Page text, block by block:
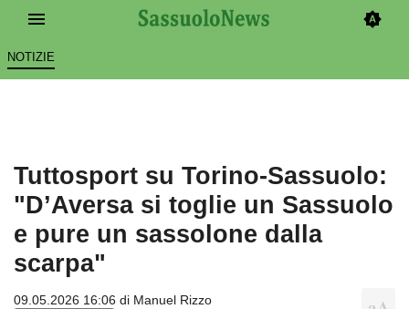
NOTIZIE
Tuttosport su Torino-Sassuolo:
"D’Aversa si toglie un Sassuolo
e pure un sassolone dalla
scarpa"
09.05.2026 16:06 di Manuel Rizzo